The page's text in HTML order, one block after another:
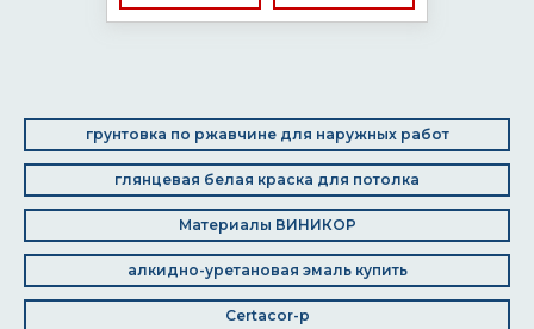
грунтовка по ржавчине для наружных работ
глянцевая белая краска для потолка
Материалы ВИНИКОР
алкидно-уретановая эмаль купить
Certacor-p